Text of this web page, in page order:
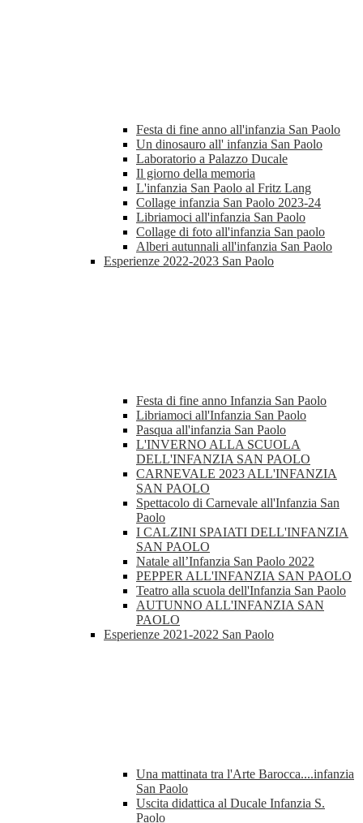
Festa di fine anno all'infanzia San Paolo
Un dinosauro all' infanzia San Paolo
Laboratorio a Palazzo Ducale
Il giorno della memoria
L'infanzia San Paolo al Fritz Lang
Collage infanzia San Paolo 2023-24
Libriamoci all'infanzia San Paolo
Collage di foto all'infanzia San paolo
Alberi autunnali all'infanzia San Paolo
Esperienze 2022-2023 San Paolo
Festa di fine anno Infanzia San Paolo
Libriamoci all'Infanzia San Paolo
Pasqua all'infanzia San Paolo
L'INVERNO ALLA SCUOLA
DELL'INFANZIA SAN PAOLO
CARNEVALE 2023 ALL'INFANZIA
SAN PAOLO
Spettacolo di Carnevale all'Infanzia San
Paolo
I CALZINI SPAIATI DELL'INFANZIA
SAN PAOLO
Natale all’Infanzia San Paolo 2022
PEPPER ALL'INFANZIA SAN PAOLO
Teatro alla scuola dell'Infanzia San Paolo
AUTUNNO ALL'INFANZIA SAN
PAOLO
Esperienze 2021-2022 San Paolo
Una mattinata tra l'Arte Barocca....infanzia
San Paolo
Uscita didattica al Ducale Infanzia S.
Paolo